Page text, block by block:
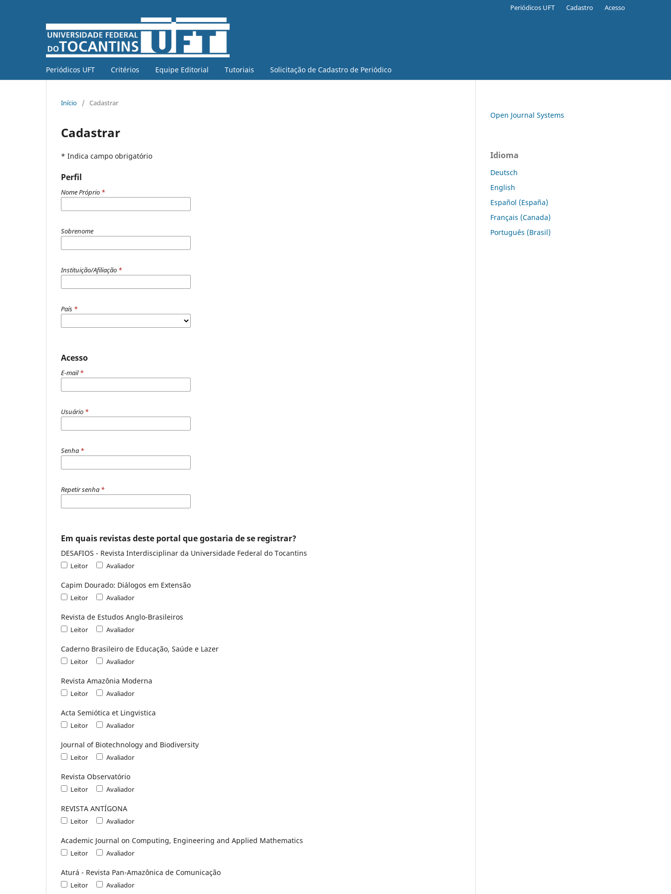
Periódicos UFT Critérios Equipe Editorial Tutoriais Solicitação de Cadastro de Periódico
Periódicos UFT Cadastro Acesso
Início / Cadastrar
Cadastrar
* Indica campo obrigatório
Perfil
Nome Próprio *
Sobrenome
Instituição/Afiliação *
País *
Acesso
E-mail*
Usuário *
Senha *
Repetir senha *
Em quais revistas deste portal que gostaria de se registrar?
DESAFIOS - Revista Interdisciplinar da Universidade Federal do Tocantins
Leitor Avaliador
Capim Dourado: Diálogos em Extensão
Leitor Avaliador
Revista de Estudos Anglo-Brasileiros
Leitor Avaliador
Caderno Brasileiro de Educação, Saúde e Lazer
Leitor Avaliador
Revista Amazônia Moderna
Leitor Avaliador
Acta Semiótica et Lingvistica
Leitor Avaliador
Journal of Biotechnology and Biodiversity
Leitor Avaliador
Revista Observatório
Leitor Avaliador
REVISTA ANTÍGONA
Leitor Avaliador
Academic Journal on Computing, Engineering and Applied Mathematics
Leitor Avaliador
Aturá - Revista Pan-Amazônica de Comunicação
Leitor Avaliador
Open Journal Systems
Idioma
Deutsch
English
Español (España)
Français (Canada)
Português (Brasil)